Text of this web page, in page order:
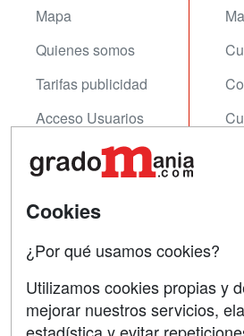
Mapa
Quienes somos
Tarifas publicidad
Acceso Usuarios
Acceso Centros
Contactar
Copyleft
Cookies
¿Por qué usamos cookies?
Utilizamos cookies propias y
mejorar nuestros servicios,